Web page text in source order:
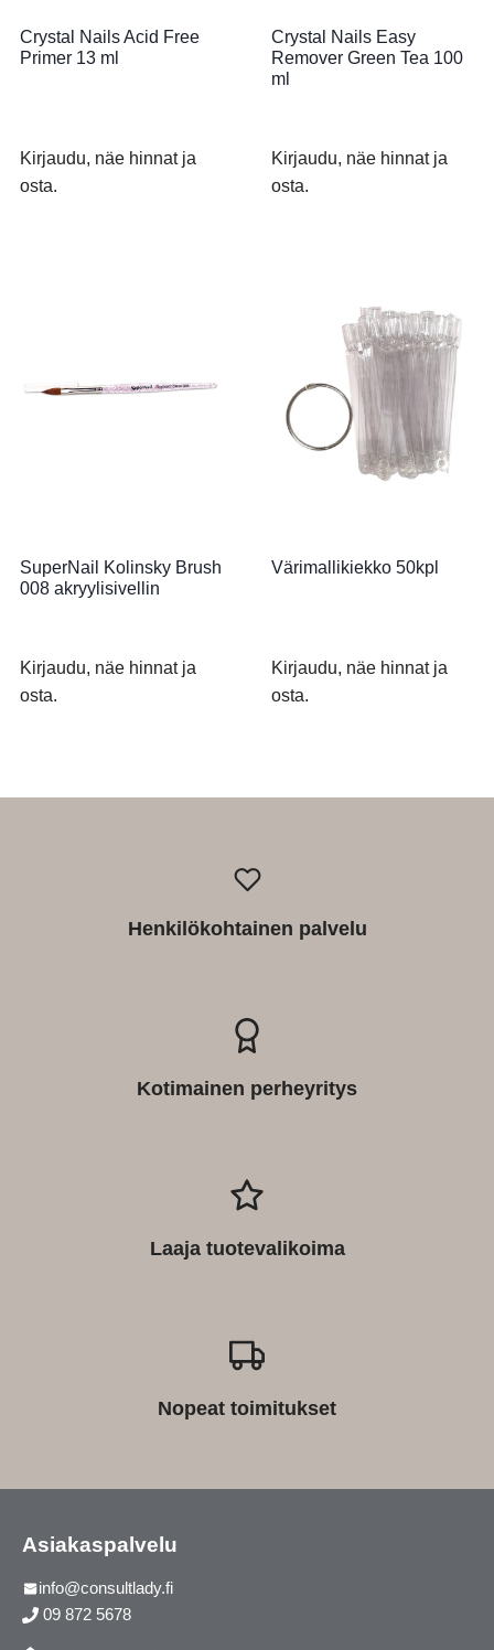
Crystal Nails Acid Free
Primer 13 ml
Kirjaudu, näe hinnat ja
osta.
Crystal Nails Easy
Remover Green Tea 100
ml
Kirjaudu, näe hinnat ja
osta.
SuperNail Kolinsky Brush
008 akryylisivellin
Kirjaudu, näe hinnat ja
osta.
Värimallikiekko 50kpl
Kirjaudu, näe hinnat ja
osta.
Henkilökohtainen palvelu
Kotimainen perheyritys
Laaja tuotevalikoima
Nopeat toimitukset
Asiakaspalvelu
info@consultlady.fi
09 872 5678